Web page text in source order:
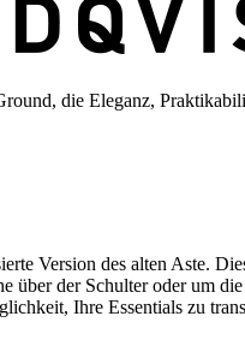
die Eleganz,
Version des alten Aste.
über der Schulter oder um
Ihre Essentials zu